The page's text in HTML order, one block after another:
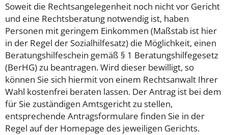
Soweit die Rechtsangelegenheit noch nicht vor Gericht
und eine Rechtsberatung notwendig ist, haben
Personen mit geringem Einkommen (Maßstab ist hier
in der Regel der Sozialhilfesatz) die Möglichkeit, einen
Beratungshilfeschein gemäß § 1 Beratungshilfegesetz
(BerHG) zu beantragen. Wird dieser bewilligt, so
können Sie sich hiermit von einem Rechtsanwalt Ihrer
Wahl kostenfrei beraten lassen. Der Antrag ist bei dem
für Sie zuständigen Amtsgericht zu stellen,
entsprechende Antragsformulare finden Sie in der
Regel auf der Homepage des jeweiligen Gerichts.